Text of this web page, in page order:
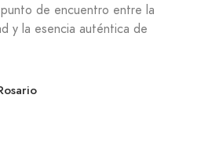
de encuentro entre la
y la esencia auténtica de